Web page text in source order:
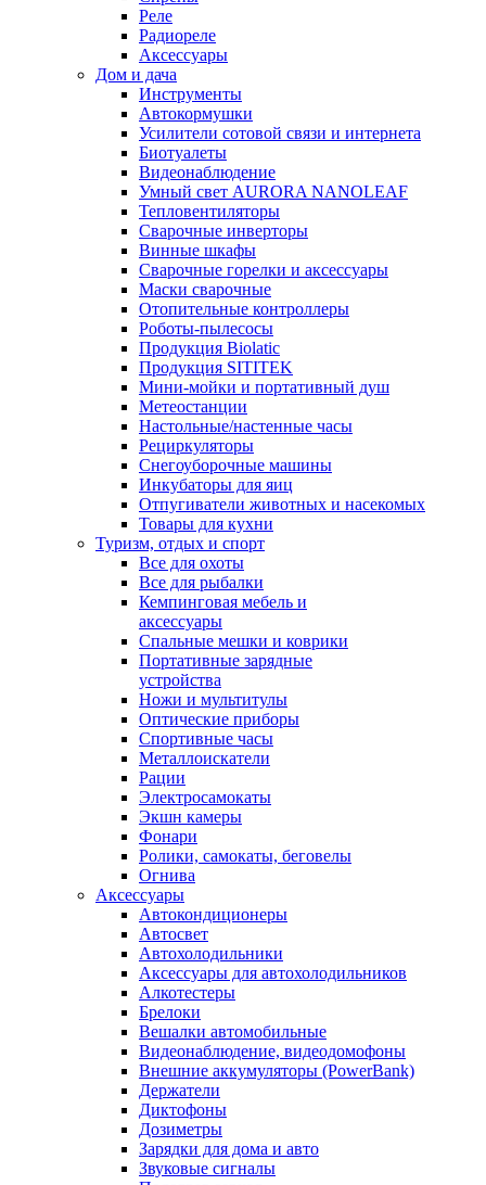
Реле
Радиореле
Аксессуары
Дом и дача
Инструменты
Автокормушки
Усилители сотовой связи и интернета
Биотуалеты
Видеонаблюдение
Умный свет AURORA NANOLEAF
Тепловентиляторы
Сварочные инверторы
Винные шкафы
Сварочные горелки и аксессуары
Маски сварочные
Отопительные контроллеры
Роботы-пылесосы
Продукция Biolatic
Продукция SITITEK
Мини-мойки и портативный душ
Метеостанции
Настольные/настенные часы
Рециркуляторы
Снегоуборочные машины
Инкубаторы для яиц
Отпугиватели животных и насекомых
Товары для кухни
Туризм, отдых и спорт
Все для охоты
Все для рыбалки
Кемпинговая мебель и
аксессуары
Спальные мешки и коврики
Портативные зарядные
устройства
Ножи и мультитулы
Оптические приборы
Спортивные часы
Металлоискатели
Рации
Электросамокаты
Экшн камеры
Фонари
Ролики, самокаты, беговелы
Огнива
Аксессуары
Автокондиционеры
Aвтосвет
Автохолодильники
Аксессуары для автохолодильников
Алкотестеры
Брелоки
Вешалки автомобильные
Видеонаблюдение, видеодомофоны
Внешние аккумуляторы (PowerBank)
Держатели
Диктофоны
Дозиметры
Зарядки для дома и авто
Звуковые сигналы